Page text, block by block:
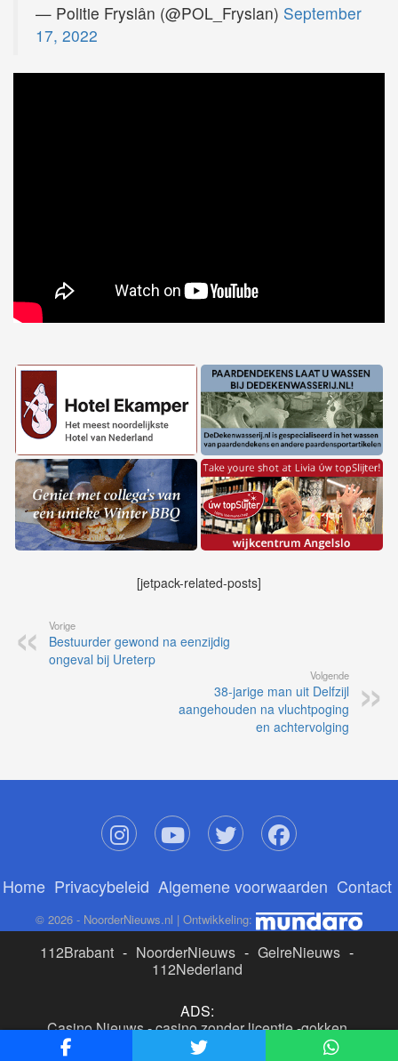
— Politie Fryslân (@POL_Fryslan) September
17, 2022
[jetpack-related-posts]
Vorige
Bestuurder gewond na eenzijdig
ongeval bij Ureterp
Volgende
38-jarige man uit Delfzijl
aangehouden na vluchtpoging
en achtervolging
Home Privacybeleid Algemene voorwaarden Contact
© 2026 - NoorderNieuws.nl | Ontwikkeling:
112Brabant - NoorderNieuws - GelreNieuws -
112Nederland
ADS:
Casino Nieuws-casino zonder licentie-gokken
buitenlandse site
beste online casino nederland